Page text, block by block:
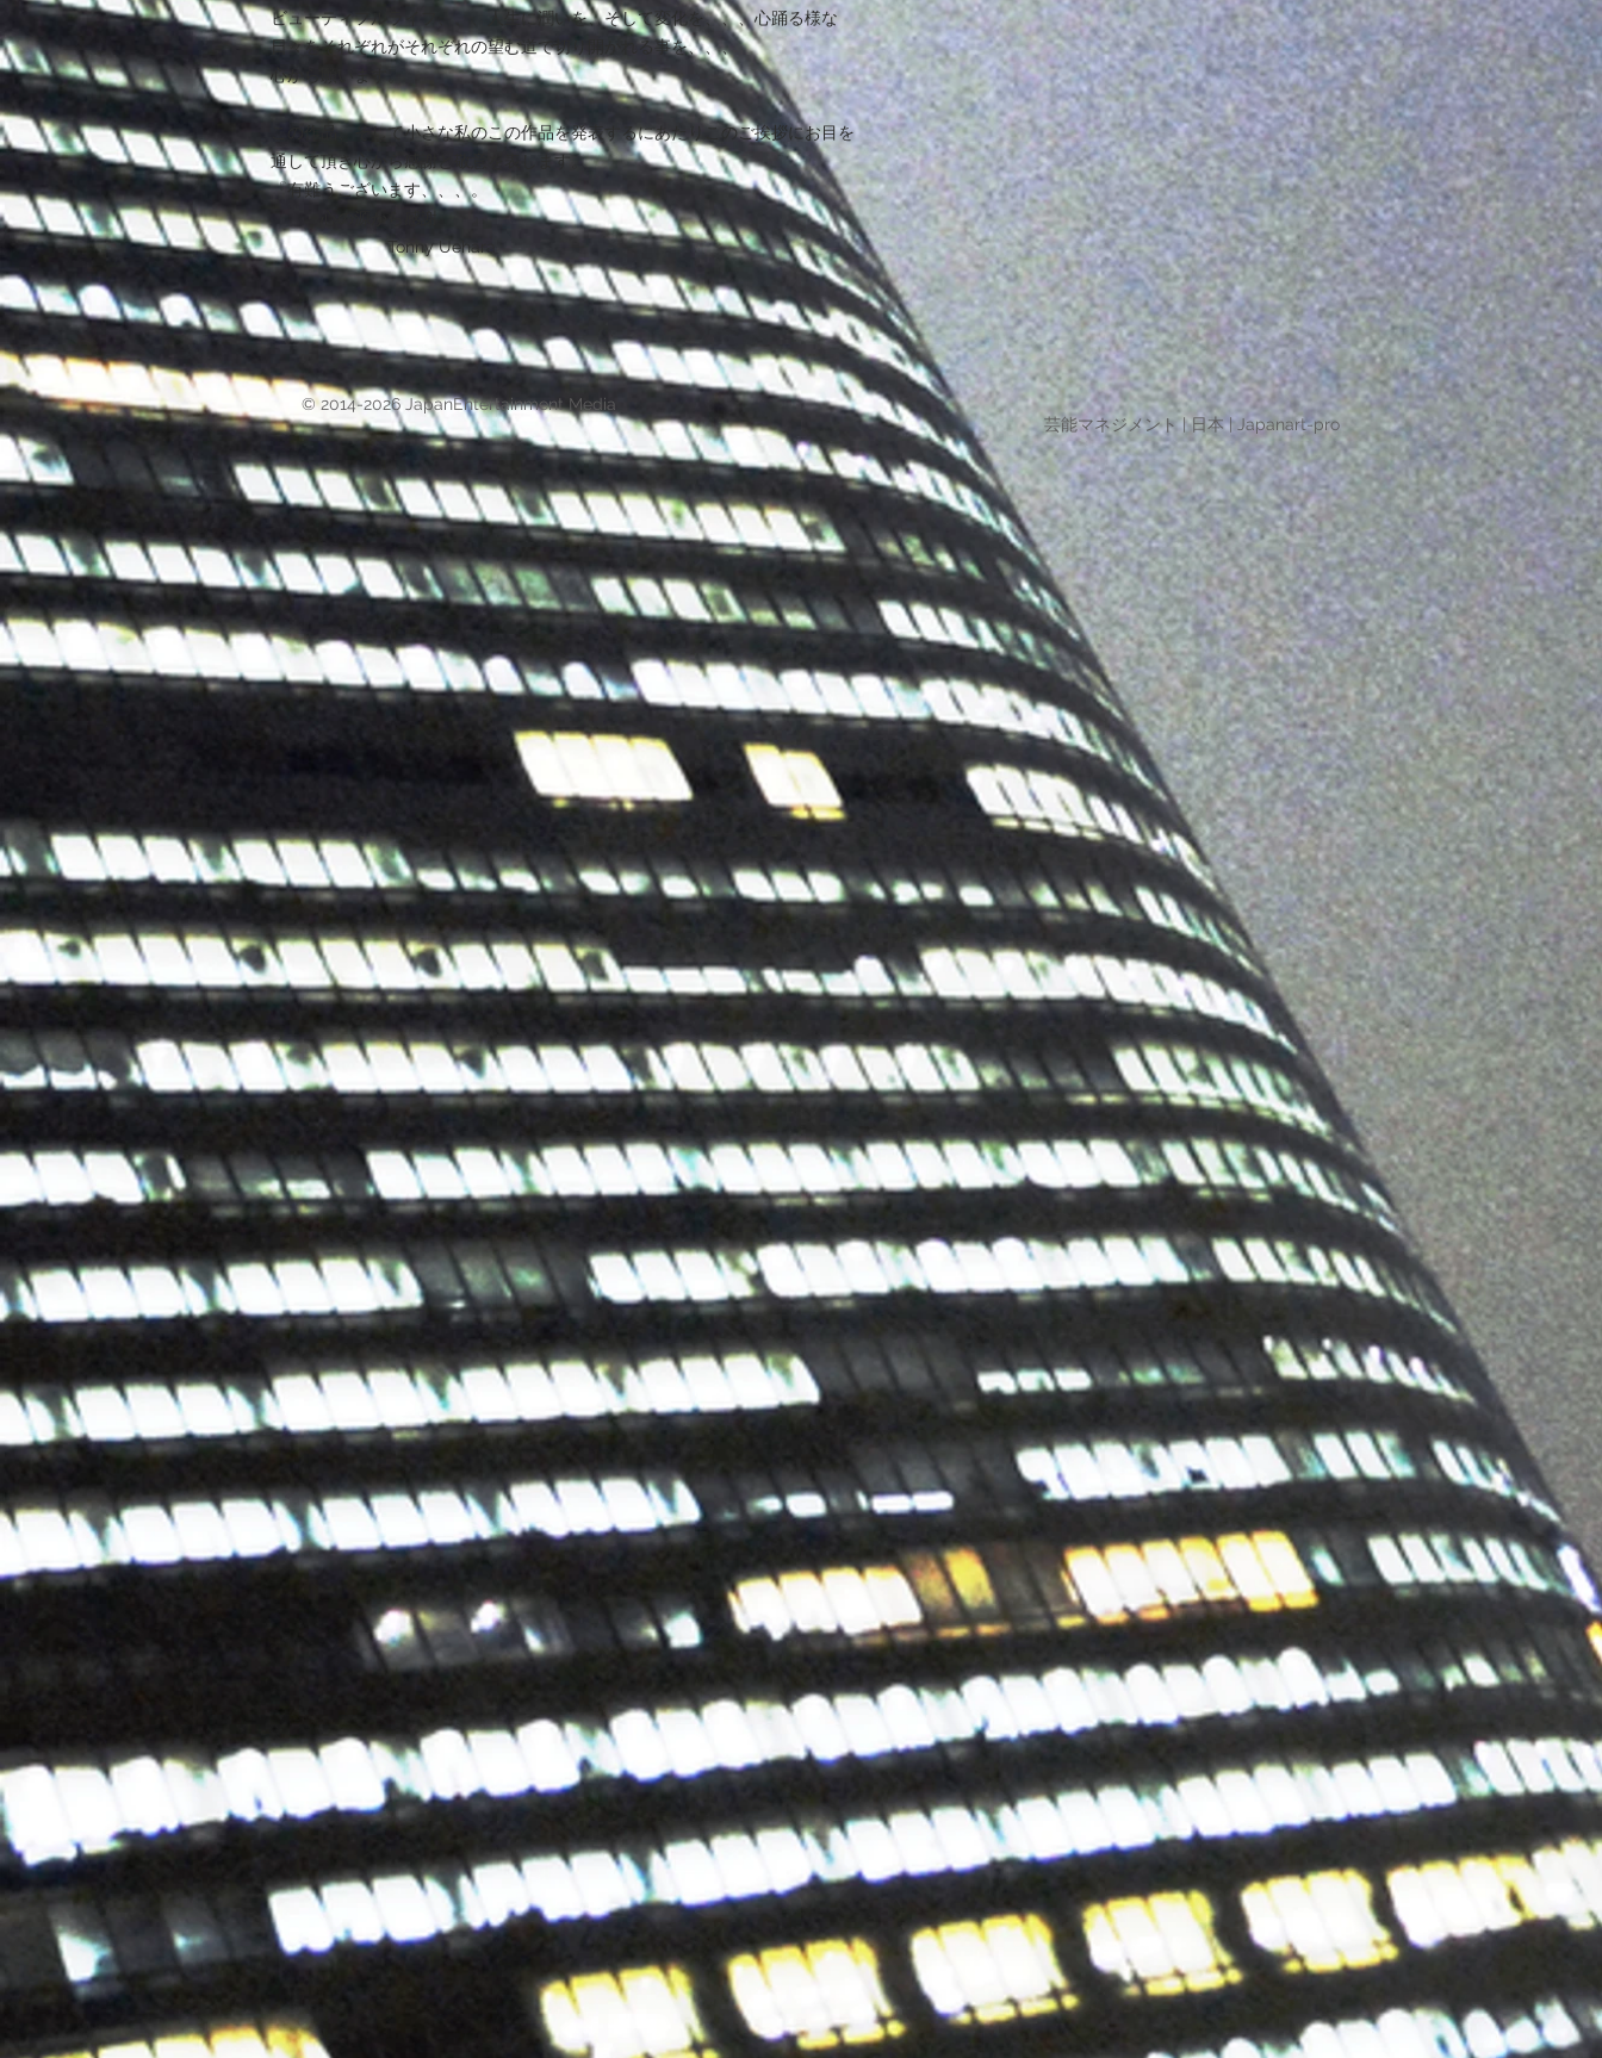
ビューティフルライフ、、、人生に潤いを、そして変化を、、、心踊る様な
日々をそれぞれがそれぞれの望む道で切り開かれる事を、、、
心から願います。
この作品、そして小さな私のこの作品を発表するにあたりこのご挨拶にお目を
通して頂き心から感謝と敬意を表します。
『有難うございます、、、。
心の源から感謝 』
Tonny Uehara
© 2014-2026 JapanEntertainment Media
芸能マネジメント | 日本 | Japanart-pro